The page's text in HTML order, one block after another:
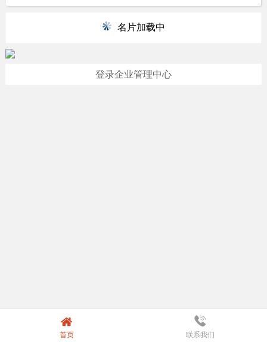
名片加载中
登录企业管理中心
首页 联系我们